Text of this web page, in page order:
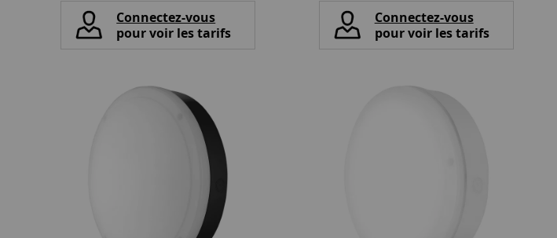
Connectez-vous
pour voir les tarifs
Connectez-vous
pour voir les tarifs